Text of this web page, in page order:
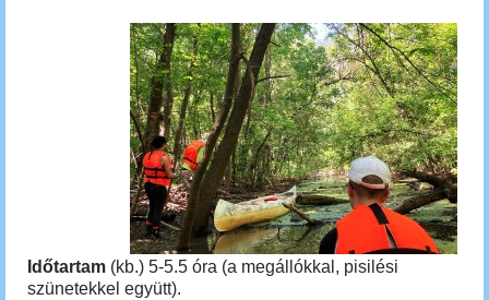
Időtartam (kb.) 5-5.5 óra (a megállókkal, pisilési
szünetekkel együtt).